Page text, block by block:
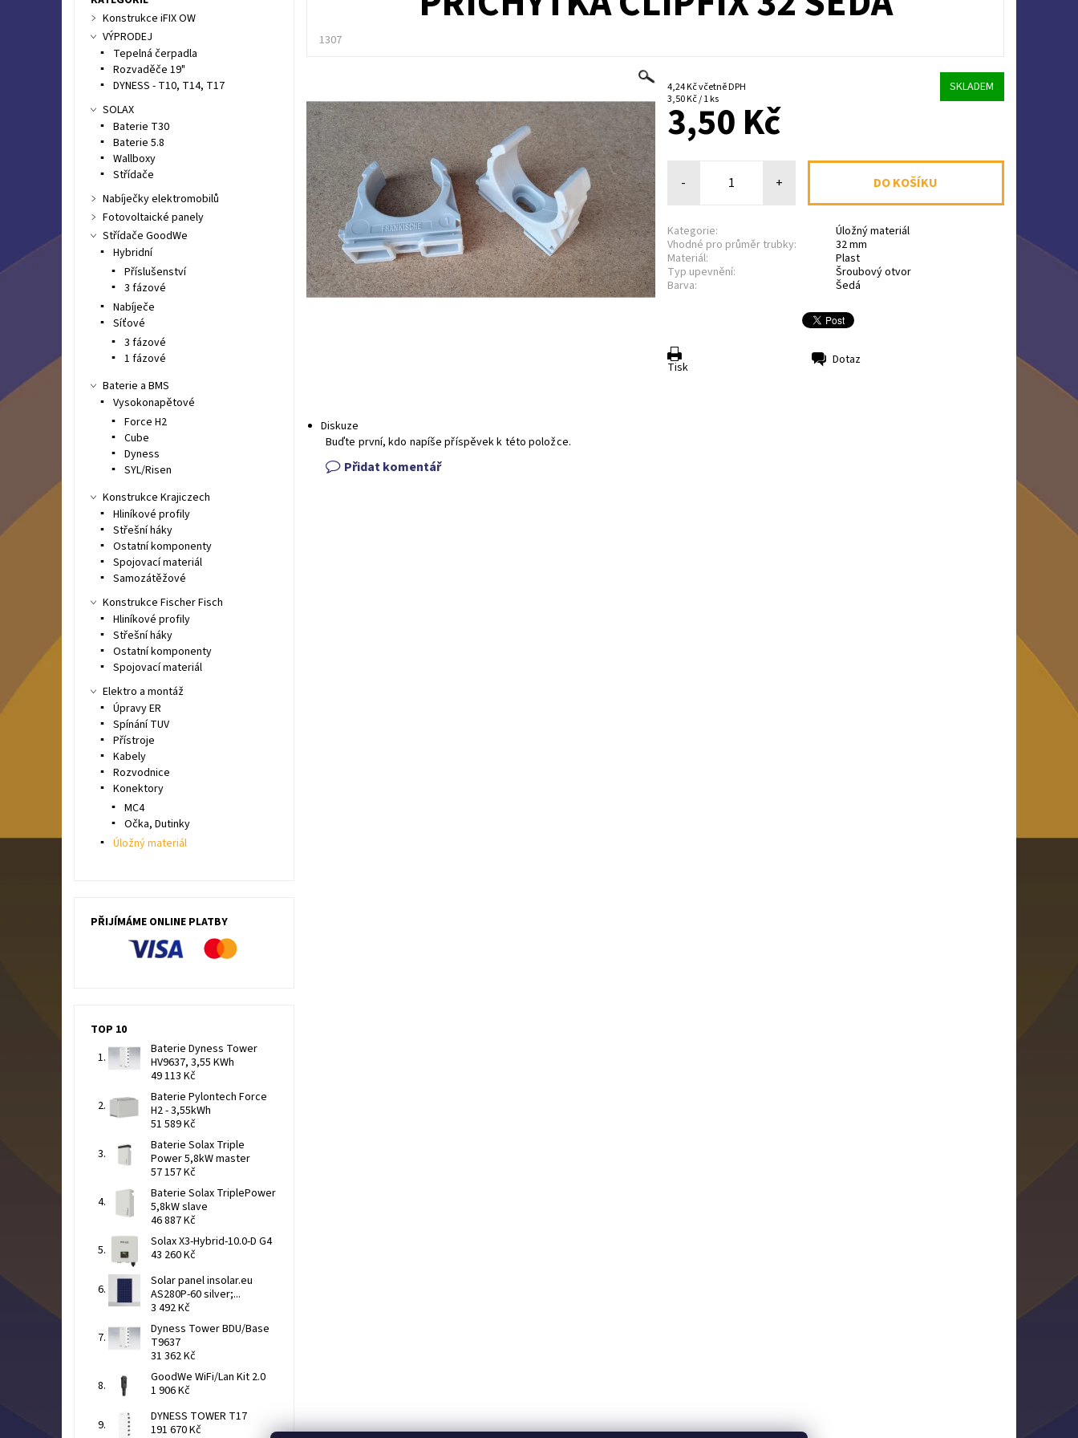
1307
4,24 Kč včetně DPH
3,50 Kč / 1 ks
SKLADEM
3,50 Kč
- +
Kategorie:
Úložný materiál
Vhodné pro průměr trubky:
32 mm
Materiál:
Plast
Typ upevnění:
Šroubový otvor
Barva:
Šedá
Tisk Dotaz
Diskuze
Buďte první, kdo napíše příspěvek k této položce.
Přidat komentář
Konstrukce iFIX OW
VÝPRODEJ
Tepelná čerpadla
Rozvaděče 19"
DYNESS - T10, T14, T17
SOLAX
Baterie T30
Baterie 5.8
Wallboxy
Střídače
Nabíječky elektromobilů
Fotovoltaické panely
Střídače GoodWe
Hybridní
Příslušenství
3 fázové
Nabíječe
Síťové
3 fázové
1 fázové
Baterie a BMS
Vysokonapětové
Force H2
Cube
Dyness
SYL/Risen
Konstrukce Krajiczech
Hliníkové profily
Střešní háky
Ostatní komponenty
Spojovací materiál
Samozátěžové
Konstrukce Fischer Fisch
Hliníkové profily
Střešní háky
Ostatní komponenty
Spojovací materiál
Elektro a montáž
Úpravy ER
Spínání TUV
Přístroje
Kabely
Rozvodnice
Konektory
MC4
Očka, Dutinky
Úložný materiál
PŘIJÍMÁME ONLINE PLATBY
TOP 10
Baterie Dyness Tower
HV9637, 3,55 KWh
49 113 Kč
Baterie Pylontech Force
H2 - 3,55kWh
51 589 Kč
Baterie Solax Triple
Power 5,8kW master
57 157 Kč
Baterie Solax TriplePower
5,8kW slave
46 887 Kč
Solax X3-Hybrid-10.0-D G4
43 260 Kč
Solar panel insolar.eu
AS280P-60 silver;...
3 492 Kč
Dyness Tower BDU/Base
T9637
31 362 Kč
GoodWe WiFi/Lan Kit 2.0
1 906 Kč
DYNESS TOWER T17
191 670 Kč